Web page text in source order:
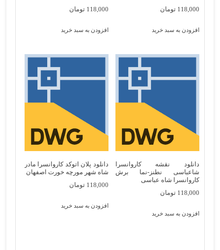
118,000 تومان
افزودن به سبد خرید
118,000 تومان
افزودن به سبد خرید
دانلود نقشه کاروانسرا
شاعباسی نطنز-نما برش
کاروانسرا شاه عباسی
118,000 تومان
افزودن به سبد خرید
دانلود پلان اتوکد کاروانسرا مادر
شاه شهر مورچه خورت اصفهان
118,000 تومان
افزودن به سبد خرید